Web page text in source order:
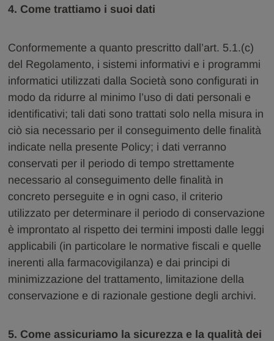
4. Come trattiamo i suoi dati
Conformemente a quanto prescritto dall’art. 5.1.(c)
del Regolamento, i sistemi informativi e i programmi
informatici utilizzati dalla Società sono configurati in
modo da ridurre al minimo l’uso di dati personali e
identificativi; tali dati sono trattati solo nella misura in
ciò sia necessario per il conseguimento delle finalità
indicate nella presente Policy; i dati verranno
conservati per il periodo di tempo strettamente
necessario al conseguimento delle finalità in
concreto perseguite e in ogni caso, il criterio
utilizzato per determinare il periodo di conservazione
è improntato al rispetto dei termini imposti dalle leggi
applicabili (in particolare le normative fiscali e quelle
inerenti alla farmacovigilanza) e dai principi di
minimizzazione del trattamento, limitazione della
conservazione e di razionale gestione degli archivi.
5. Come assicuriamo la sicurezza e la qualità dei